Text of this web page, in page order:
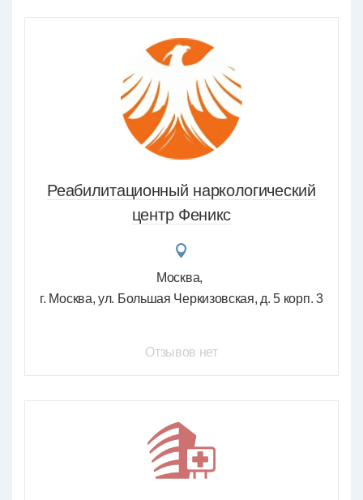
Реабилитационный наркологический
центр Феникс
Москва
г. Москва, ул. Большая Черкизовская, д. 5 корп. 3
Отзывов нет